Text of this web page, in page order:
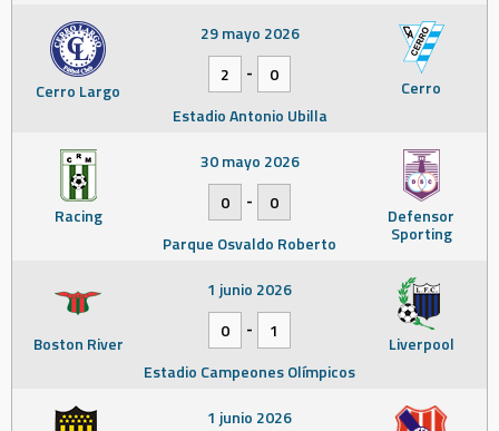
Cerro Largo Cerro
29 mayo 2026
2
-
0
Estadio Antonio Ubilla
Racing Defensor
Sporting
30 mayo 2026
0
-
0
Parque Osvaldo Roberto
Boston River Liverpool
1 junio 2026
0
-
1
Estadio Campeones Olímpicos
1 junio 2026